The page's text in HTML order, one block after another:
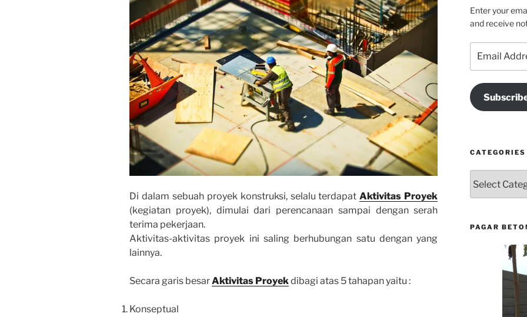
Di dalam sebuah proyek konstruksi, selalu terdapatAktivitas Proyek
(kegiatan proyek), dimulai dari perencanaan sampai dengan serah
terima pekerjaan.
Aktivitas-aktivitas proyek ini saling berhubungan satu dengan yang
lainnya.
Secara garis besarAktivitas Proyekdibagi atas 5 tahapan yaitu :
Konseptual
Enter your
and receive
Address
CATEGORIES
PAGAR